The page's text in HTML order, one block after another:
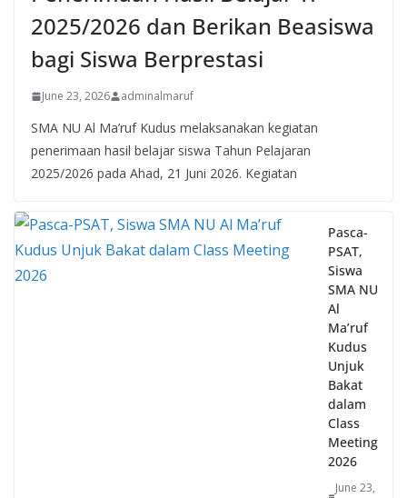
bagi Siswa Berprestasi
June 23, 2026 adminalmaruf
SMA NU Al Ma’ruf Kudus melaksanakan kegiatan
penerimaan hasil belajar siswa Tahun Pelajaran
2025/2026 pada Ahad, 21 Juni 2026. Kegiatan
PSAT,
Siswa
SMA NU
Al
Ma’ruf
Kudus
Unjuk
Bakat
dalam
Class
Meeting
2026
June 23,
2026